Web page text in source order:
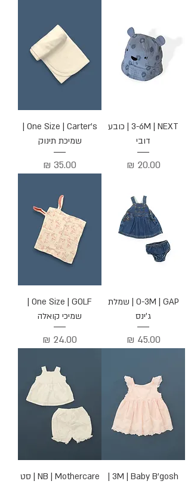
3-6M | NEXT | כובע
דובי
מחיר
One Size | Carter's |
שמיכת תינוק
מחיר
0-3M | GAP | שמלת
ג'ינס
מחיר
One Size | GOLF |
שמיכי קואלה
מחיר
3M | Baby B'gosh |
NB | Mothercare | סט